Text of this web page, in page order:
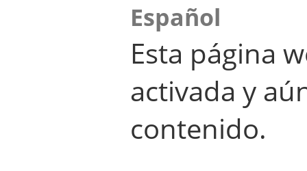
Español
Esta página
activada y
contenido.